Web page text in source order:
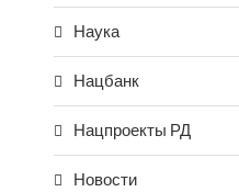
МОРСКОЙ ПОРТ УВЕЛИЧИЛ
ПЕРЕВАЛКУ ЗА СЕМЬ
Наука
Нацбанк
Нацпроекты РД
Новости